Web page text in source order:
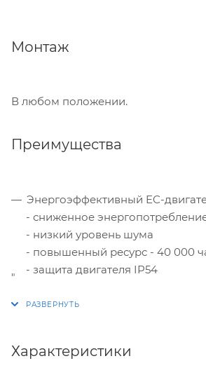
Монтаж
В любом положении.
Преимущества
Энергоэффективный EC-
- сниженное
- низкий уровень шума
- повышенный ресурс - 40 000
- защита двигателя IP54
- повышенные прочность и
"
Характеристики